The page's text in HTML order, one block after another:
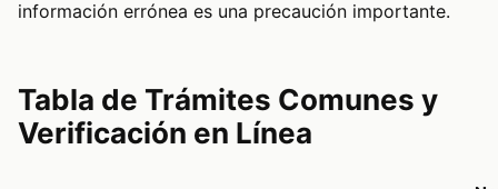
información errónea es una precaución importante.
Tabla de Trámites Comunes y
Verificación en Línea